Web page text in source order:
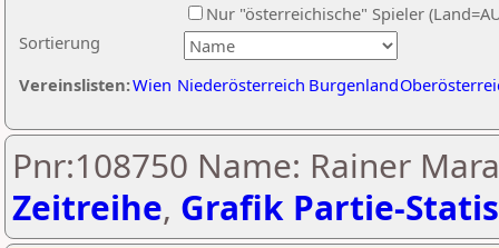
Sortierung
Nur "österreichische" Spieler
Vereinslisten:Wien Niederösterreich Burgenland
Pnr:108750 Name: Rainer
Zeitreihe, Grafik Partie-